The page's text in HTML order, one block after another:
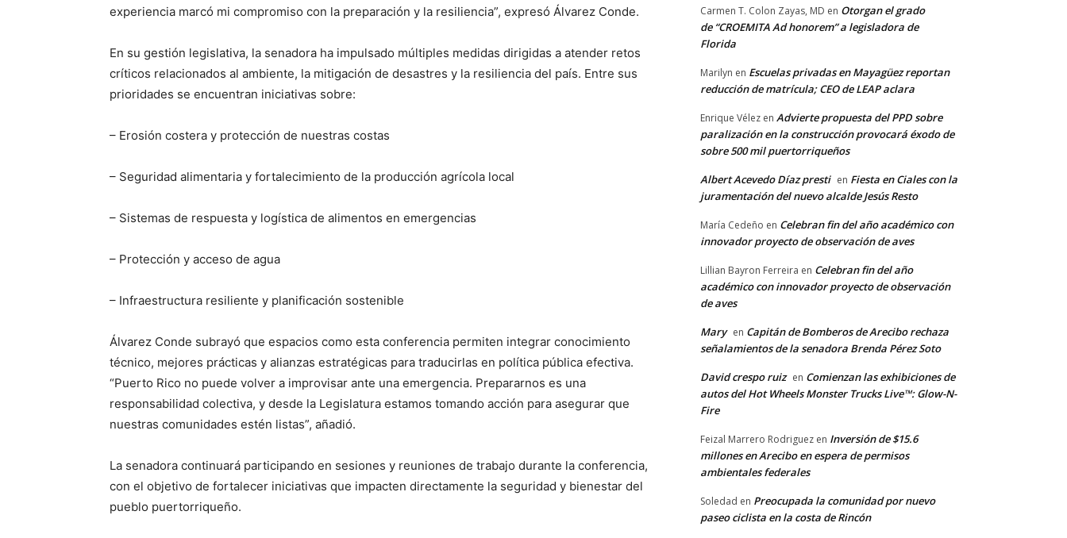
experiencia marcó mi compromiso con la preparación y la resiliencia”, expresó Álvarez Conde.
En su gestión legislativa, la senadora ha impulsado múltiples medidas dirigidas a atender retos
críticos relacionados al ambiente, la mitigación de desastres y la resiliencia del país. Entre sus
prioridades se encuentran iniciativas sobre:
– Erosión costera y protección de nuestras costas
– Seguridad alimentaria y fortalecimiento de la producción agrícola local
– Sistemas de respuesta y logística de alimentos en emergencias
– Protección y acceso de agua
– Infraestructura resiliente y planificación sostenible
Álvarez Conde subrayó que espacios como esta conferencia permiten integrar conocimiento
técnico, mejores prácticas y alianzas estratégicas para traducirlas en política pública efectiva.
“Puerto Rico no puede volver a improvisar ante una emergencia. Prepararnos es una
responsabilidad colectiva, y desde la Legislatura estamos tomando acción para asegurar que
nuestras comunidades estén listas”, añadió.
La senadora continuará participando en sesiones y reuniones de trabajo durante la conferencia,
con el objetivo de fortalecer iniciativas que impacten directamente la seguridad y bienestar del
pueblo puertorriqueño.
Carmen T. Colon Zayas, MD en Otorgan el grado
de “CROEMITA Ad honorem” a legisladora de
Florida
Marilyn en Escuelas privadas en Mayagüez reportan
reducción de matrícula; CEO de LEAP aclara
Enrique Vélez en Advierte propuesta del PPD sobre
paralización en la construcción provocará éxodo de
sobre 500 mil puertorriqueños
Albert Acevedo Díaz presti en Fiesta en Ciales con la
juramentación del nuevo alcalde Jesús Resto
María Cedeño en Celebran fin del año académico con
innovador proyecto de observación de aves
Lillian Bayron Ferreira en Celebran fin del año
académico con innovador proyecto de observación
de aves
Mary en Capitán de Bomberos de Arecibo rechaza
señalamientos de la senadora Brenda Pérez Soto
David crespo ruiz en Comienzan las exhibiciones de
autos del Hot Wheels Monster Trucks Live™: Glow-N-
Fire
Feizal Marrero Rodriguez en Inversión de $15.6
millones en Arecibo en espera de permisos
ambientales federales
Soledad en Preocupada la comunidad por nuevo
paseo ciclista en la costa de Rincón